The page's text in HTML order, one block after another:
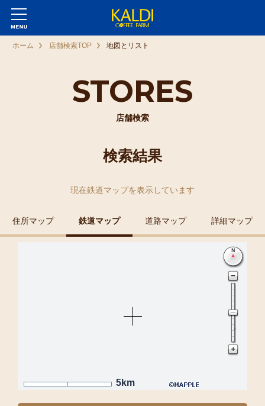
STORES
店舗検索
ホーム 店舗検索TOP 地図とリスト
検索結果
現在鉄道マップを表示しています
住所マップ 鉄道マップ 道路マップ 詳細マップ
5km